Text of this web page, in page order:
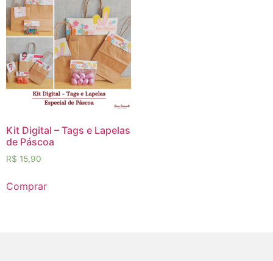
Kit Digital – Tags e Lapelas
de Páscoa
R$ 15,90
Comprar